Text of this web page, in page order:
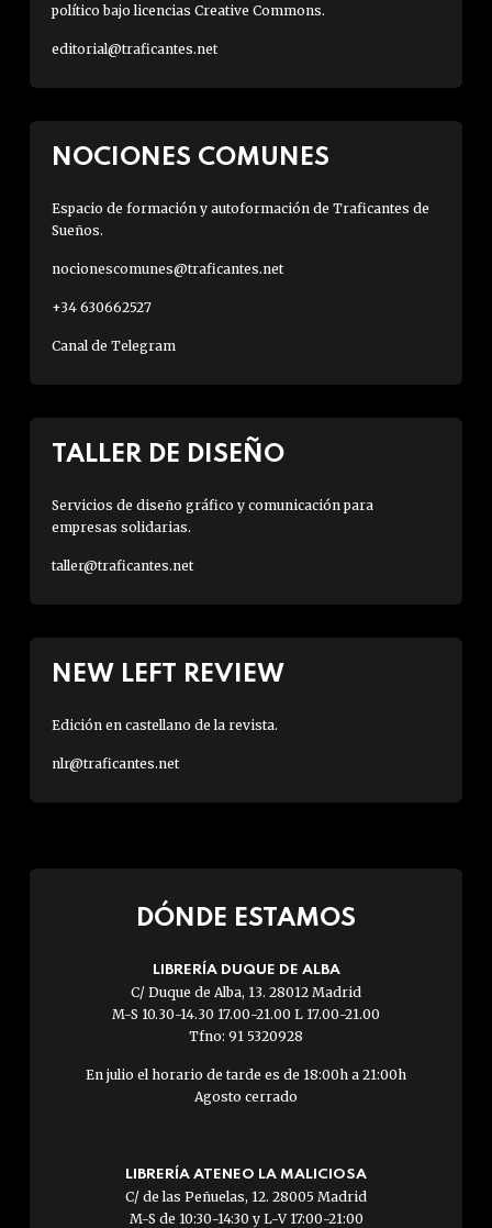
político bajo licencias Creative Commons.
editorial@traficantes.net
NOCIONES COMUNES
Espacio de formación y autoformación de Traficantes de
Sueños.
nocionescomunes@traficantes.net
+34 630662527
Canal de Telegram
TALLER DE DISEÑO
Servicios de diseño gráfico y comunicación para
empresas solidarias.
taller@traficantes.net
NEW LEFT REVIEW
Edición en castellano de la revista.
nlr@traficantes.net
DÓNDE ESTAMOS
LIBRERÍA DUQUE DE ALBA
C/ Duque de Alba, 13. 28012 Madrid
M-S 10.30-14.30 17.00-21.00 L 17.00-21.00
Tfno: 91 5320928
En julio el horario de tarde es de 18:00h a 21:00h
Agosto cerrado
LIBRERÍA ATENEO LA MALICIOSA
C/ de las Peñuelas, 12. 28005 Madrid
M-S de 10:30-14:30 y L-V 17:00-21:00